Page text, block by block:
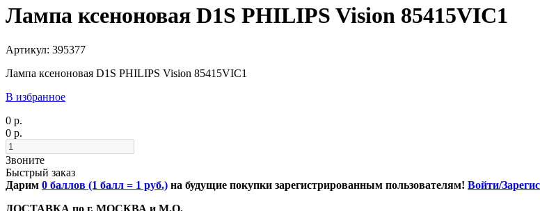
Лампа ксеноновая D1S PHILIPS Vision 85415VIC1
Артикул: 395377
Лампа ксеноновая D1S PHILIPS Vision 85415VIC1
В избранное
0 р.
0 р.
Звоните
Быстрый заказ
Дарим 0 баллов (1 балл = 1 руб.) на будущие покупки зарегистрированным пользователям! Войти/
ДОСТАВКА по г. МОСКВА и М.О.